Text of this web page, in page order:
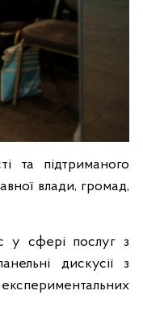
та підтриманого
влади, громад,
у сфері послуг з
дискусії з
експериментальних